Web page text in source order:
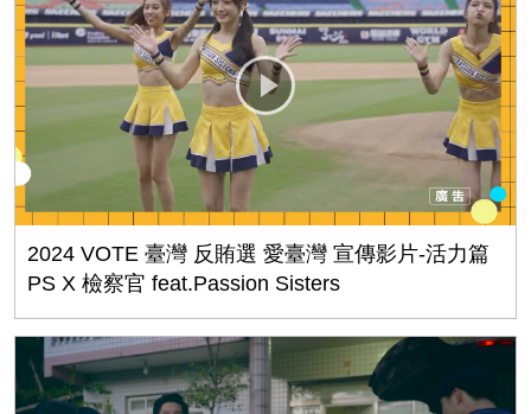
2024 VOTE 臺灣 反賄選 愛臺灣 宣傳影片-活力篇
PS X 檢察官 feat.Passion Sisters